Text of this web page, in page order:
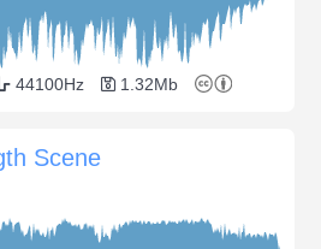
44100Hz 1.32Mb
Scene